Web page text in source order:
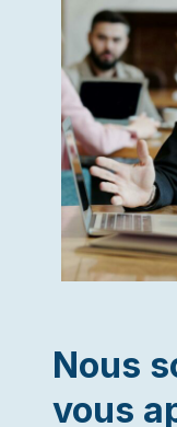
Nous
vous